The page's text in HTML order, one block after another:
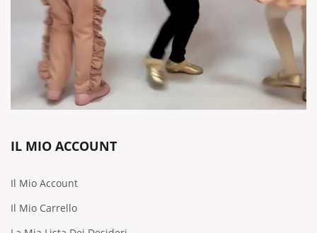
IL MIO ACCOUNT
Il Mio Account
Il Mio Carrello